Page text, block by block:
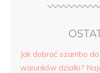
Jak dobrać szambo
warunków działki?